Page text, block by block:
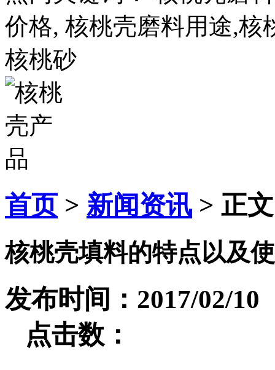
价格, 核桃壳磨料用途,核
核桃砂
首页> 新闻资讯 > 正文
核桃壳填料的特点以及
发布时间：2017/02/
点击数：